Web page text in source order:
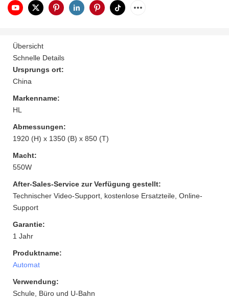
Übersicht
Schnelle Details
Ursprungs ort:
China
Markenname:
HL
Abmessungen:
1920 (H) x 1350 (B) x 850 (T)
Macht:
550W
After-Sales-Service zur Verfügung gestellt:
Technischer Video-Support, kostenlose Ersatzteile, Online-
Support
Garantie:
1 Jahr
Produktname:
Automat
Verwendung:
Schule, Büro und U-Bahn